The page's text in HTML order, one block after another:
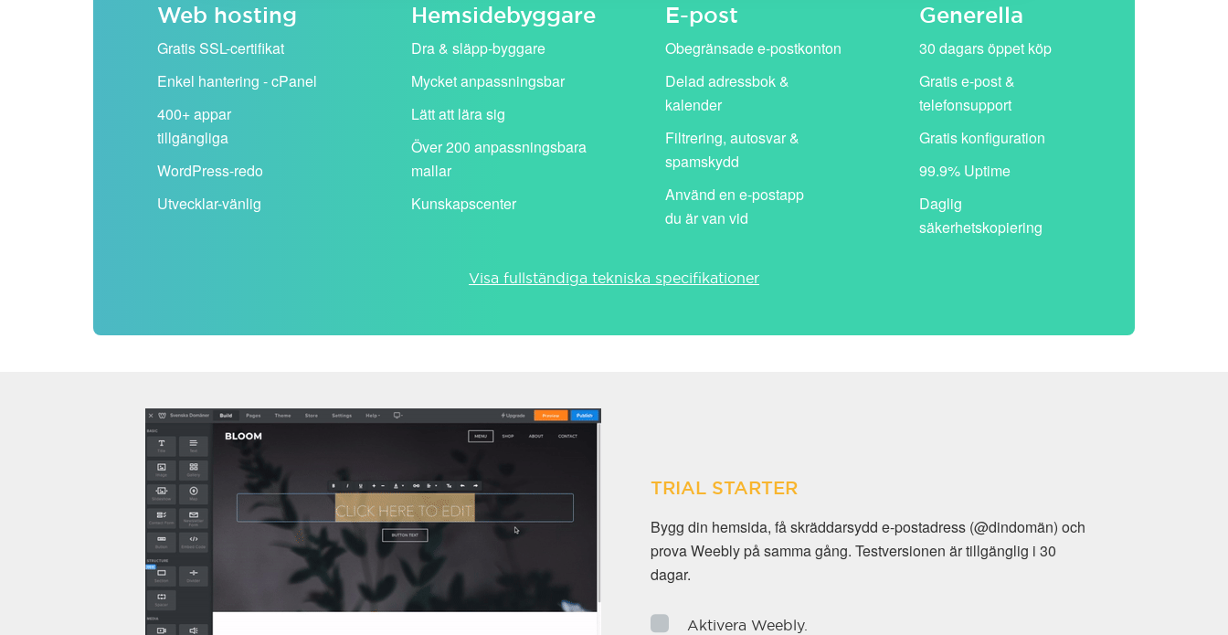
Web hosting
Gratis SSL-certifikat
Enkel hantering - cPanel
400+ appar
tillgängliga
WordPress-redo
Utvecklar-vänlig
Hemside­byggare
Dra & släpp-byggare
Mycket anpassningsbar
Lätt att lära sig
Över 200 anpassningsbara
mallar
Kunskapscenter
E-post
Obegränsade e-postkonton
Delad adressbok &
kalender
Filtrering, autosvar &
spamskydd
Använd en e-postapp
du är van vid
Generella
30 dagars öppet köp
Gratis e-post &
telefonsupport
Gratis konfiguration
99.9% Uptime
Daglig
säkerhetskopiering
Visa fullständiga tekniska specifikationer
TRIAL STARTER
Bygg din hemsida, få skräddarsydd e-postadress (@dindomän) och
prova Weebly på samma gång. Testversionen är tillgänglig i 30
dagar.
Aktivera Weebly.